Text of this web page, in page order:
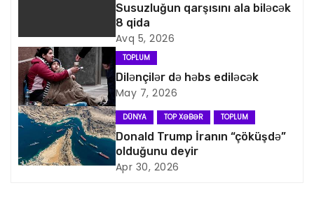
i
q
a
s
i
Susuzluğun qarşısını ala biləcək
8 qida
Avq 5, 2026
TOPLUM
Dilənçilər də həbs ediləcək
May 7, 2026
DÜNYA TOP XƏBƏR TOPLUM
Donald Trump İranın “çöküşdə”
olduğunu deyir
Apr 30, 2026